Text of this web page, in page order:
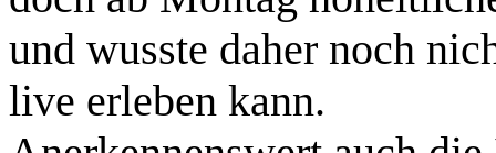
und wusste daher noch
live erleben kann.